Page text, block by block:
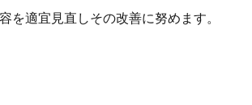
適宜見直しその改善に努めます。